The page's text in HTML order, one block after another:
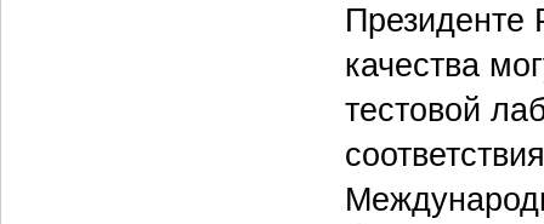
Президенте
качества
тестовой